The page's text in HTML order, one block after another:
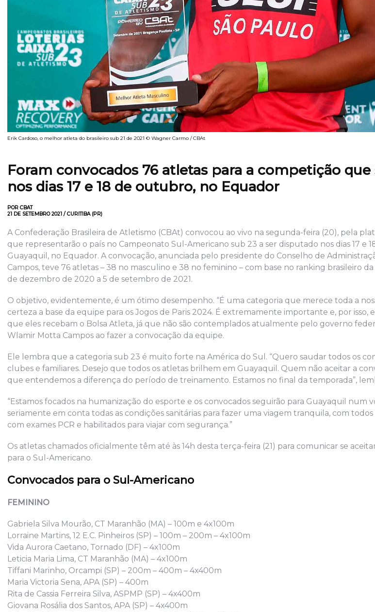
Erik Cardoso, o melhor atleta do brasileiro sub 21 de 2021 © Wagner Carmo / CBAt
Foram convocados 76 atletas para a competição
nos dias 17 e 18 de outubro, no Equador
POR CBAT
21 DE SETEMBRO 2021 / CURITIBA (PR)
A Confederação Brasileira de Atletismo (CBAt) convocou ao vivo na segunda-feira (20), pela
que representarão o país no Campeonato Sul-Americano sub 23 a ser disputado nos dias 17 e
Guayaquil, no Equador. A convocação, anunciada pelo presidente do Conselho de
Campos, teve 76 atletas – 38 no masculino e 38 no feminino – com base no ranking brasileiro
de dezembro de 2020 a 5 de setembro de 2021.
O objetivo, evidentemente, é um ótimo desempenho. “É uma categoria que merece toda a
certeza a base da equipe para os Jogos de Paris 2024. É extremamente importante e, por isso,
que eles recebam o Bolsa Atleta, já que não são contemplados atualmente pelo governo
Wlamir Motta Campos ao fazer a convocação da equipe.
Ele lembra que a categoria sub 23 é muito forte na América do Sul. “Quero saudar todos os
clubes e familiares. Desejo que todos os atletas brilhem em Guayaquil. Quem não aceitar a
que entendemos a diferença do período de treinamento. Estamos no final da temporada”,
“Estamos focados na humanização do esporte e os convocados seguirão para Guayaquil num
seriamente em conta todas as condições sanitárias para fazer uma viagem tranquila, com
com exames PCR e habilitados para viajar com segurança.”
Os atletas chamados oficialmente têm até às 14h desta terça-feira (21) para comunicar se
para o Sul-Americano.
Convocados para o Sul-Americano
FEMININO
Gabriela Silva Mourão, CT Maranhão (MA) – 100m e 4x100m
Lorraine Martins, 12 E.C. Pinheiros (SP) – 100m – 200m – 4x100m
Vida Aurora Caetano, Tornado (DF) – 4x100m
Leticia Maria Lima, CT Maranhão (MA) – 4x100m
Tiffani Marinho, Orcampi (SP) – 200m – 400m – 4x400m
Maria Victoria Sena, APA (SP) – 400m
Rita de Cassia Ferreira Silva, ASPMP (SP) – 4x400m
Giovana Rosália dos Santos, APA (SP) – 4x400m